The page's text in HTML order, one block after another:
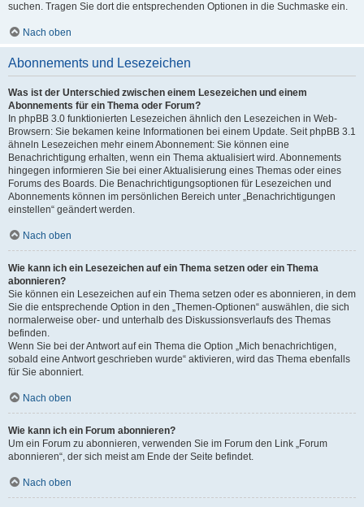
suchen. Tragen Sie dort die entsprechenden Optionen in die Suchmaske ein.
Nach oben
Abonnements und Lesezeichen
Was ist der Unterschied zwischen einem Lesezeichen und einem
Abonnements für ein Thema oder Forum?
In phpBB 3.0 funktionierten Lesezeichen ähnlich den Lesezeichen in Web-
Browsern: Sie bekamen keine Informationen bei einem Update. Seit phpBB 3.1
ähneln Lesezeichen mehr einem Abonnement: Sie können eine
Benachrichtigung erhalten, wenn ein Thema aktualisiert wird. Abonnements
hingegen informieren Sie bei einer Aktualisierung eines Themas oder eines
Forums des Boards. Die Benachrichtigungsoptionen für Lesezeichen und
Abonnements können im persönlichen Bereich unter „Benachrichtigungen
einstellen“ geändert werden.
Nach oben
Wie kann ich ein Lesezeichen auf ein Thema setzen oder ein Thema
abonnieren?
Sie können ein Lesezeichen auf ein Thema setzen oder es abonnieren, in dem
Sie die entsprechende Option in den „Themen-Optionen“ auswählen, die sich
normalerweise ober- und unterhalb des Diskussionsverlaufs des Themas
befinden.
Wenn Sie bei der Antwort auf ein Thema die Option „Mich benachrichtigen,
sobald eine Antwort geschrieben wurde“ aktivieren, wird das Thema ebenfalls
für Sie abonniert.
Nach oben
Wie kann ich ein Forum abonnieren?
Um ein Forum zu abonnieren, verwenden Sie im Forum den Link „Forum
abonnieren“, der sich meist am Ende der Seite befindet.
Nach oben